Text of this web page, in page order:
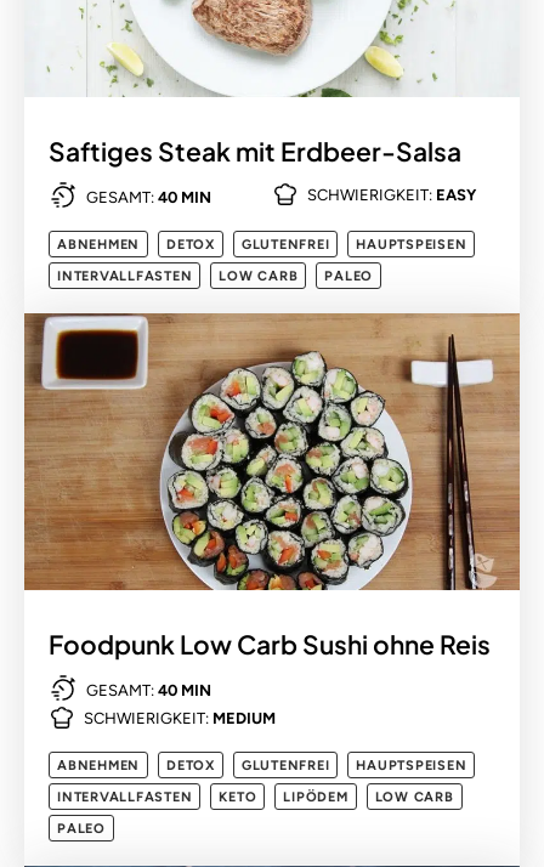
Saftiges Steak mit Erdbeer-Salsa
GESAMT: 40 MIN SCHWIERIGKEIT: EASY
ABNEHMEN DETOX GLUTENFREI
HAUPTSPEISEN
INTERVALLFASTEN
LOW CARB PALEO
Foodpunk Low Carb Sushi ohne Reis
GESAMT: 40 MIN
SCHWIERIGKEIT: MEDIUM
ABNEHMEN DETOX GLUTENFREI
HAUPTSPEISEN
INTERVALLFASTEN
KETO LIPÖDEM
LOW CARB
PALEO